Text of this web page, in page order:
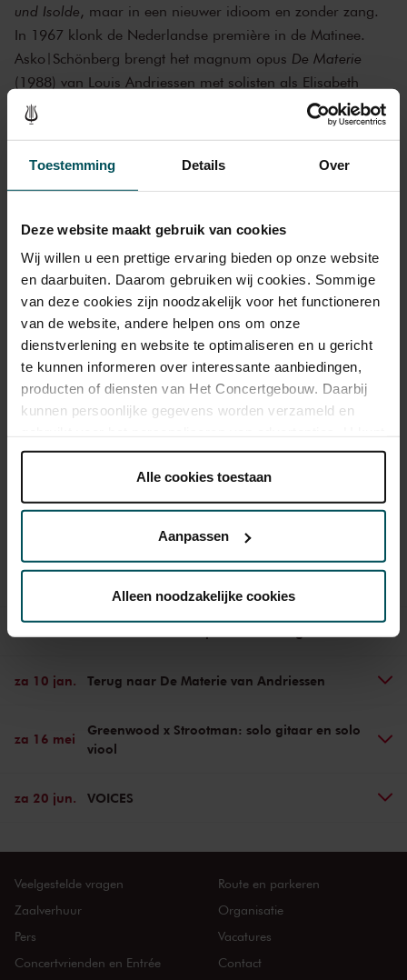
Toestemming Details Over
Deze website maakt gebruik van cookies
Wij willen u een prettige ervaring bieden op onze website
en daarbuiten. Daarom gebruiken wij cookies. Sommige
van deze cookies zijn noodzakelijk voor het functioneren
van de website, andere helpen ons om onze
dienstverlening en website te optimaliseren en u gericht
te kunnen informeren over interessante aanbiedingen,
producten of diensten van Het Concertgebouw. Daarbij
kunnen persoonlijke gegevens worden verzameld en
onder 'aanpassen' zelf welke cookies wij mogen
Lees onze cookieverklaring hier. Lees onze
Via decookieverklaringop onze website kunt u uw
kunnen ontvangen en verwerken.
Alle cookies toestaan
Aanpassen
Alleen noodzakelijke cookies
und Isolde, maar in een nieuwer idioom en zonder zang.
In 1967 klonk de Nederlandse première in de Matinee.
Asko|Schönberg brengt het magnum opus De Materie
(1988) van Louis Andriessen met solisten als Elisabeth
Hetherington en Hadewych Minis. Thema’s: middeleeuwse
mystiek en de liefde van Madame Curie, de
schilder Piet Mondriaan.
Jonny Greenwood
Voices, waarmee Hans Werner Henze in 1974 tegen
menig onrecht protesteerde, krijgt een eigentijdse draai
met extra songs van onder anderen Nathalie Joachim en
Karmit Fadael. En André de Ridder dirigeert werk van Steve
Reich, componist/rockgitarist Bryce Dessner en een nieuw
vioolconcert van Aart Strootman. Van gitarist/componist
Jonny Greenwood gaat de overweldigende compositie
met de duistere ondertonen die je van dit Radiohead-hoofd
Concerten uit deze serie
za 10 jan. Terug naar De Materie van Andriessen
za 16 mei
Greenwood x Strootman: solo gitaar en solo
viool
za 20 jun. VOICES
Veelgestelde vragen
Zaalverhuur
Pers
Concertvrienden en Entrée
Route en parkeren
Organisatie
Vacatures
Contact